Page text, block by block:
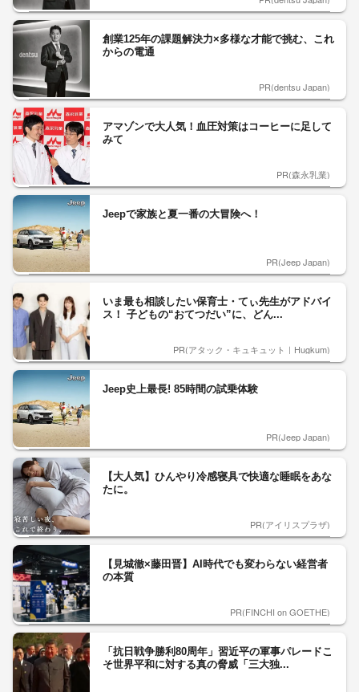
創業125年の課題解決力×多様な才能で挑む、これ
からの電通
PR(dentsu Japan)
アマゾンで大人気！血圧対策はコーヒーに足して
みて
PR(森永乳業)
Jeepで家族と夏一番の大冒険へ！
PR(Jeep Japan)
いま最も相談したい保育士・てぃ先生がアドバイ
ス！ 子どもの“おてつだい”に、どん...
PR(アタック・キュキュット｜Hugkum)
Jeep史上最長! 85時間の試乗体験
PR(Jeep Japan)
【大人気】ひんやり冷感寝具で快適な睡眠をあな
たに。
PR(アイリスプラザ)
【見城徹×藤田晋】AI時代でも変わらない経営者
の本質
PR(FINCHI on GOETHE)
「抗日戦争勝利80周年」習近平の軍事パレードこ
そ世界平和に対する真の脅威「三大独...